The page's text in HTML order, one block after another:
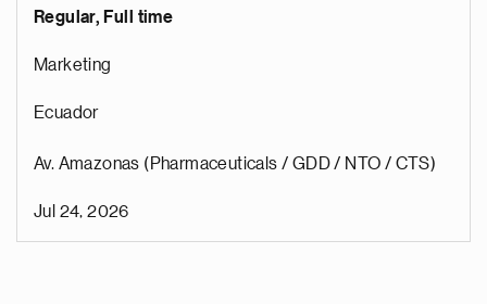
Regular, Full time
Marketing
Ecuador
Av. Amazonas (Pharmaceuticals / GDD / NTO / CTS)
Jul 24, 2026